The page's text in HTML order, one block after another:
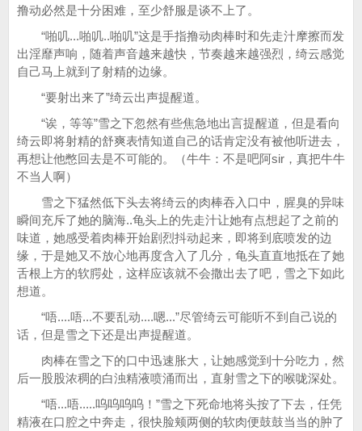
撸动必然是十分困难，至少舒服是谈不上了。
“啪叽...啪叽..啪叽”这是手指撸动肉棒时和先走汁摩擦而发
出淫靡声响，随着声音越来越快，节奏越来越强烈，绮云感觉
自己马上就到了射精的边缘。
“要射出来了”绮云出声提醒道。
“诶，等等”雪之下忽然有些焦急地出言提醒道，但是看向
绮云即将射精的舒爽表情知道自己的话肯定没有被他听进去，
再想让他憋回去是不可能的。（牛牛：不是吧阿sir，真把牛牛
不当人啊）
雪之下猛然低下头去将绮云的肉棒吞入口中，腥臭的异味
瞬间充斥了她的脑海..龟头上的先走汁让她有点想起了之前的
味道，她感受着肉棒开始剧烈抖动起来，即将到底喷发的边
缘，于是她又不放心地再度含入了几分，龟头直直地抵在了她
舌根上方的软腭处，这样应该就不会撒出去了吧，雪之下如此
想道。
“唔....唔...不要乱动....嗯...”尽管绮云可能听不到自己说的
话，但是雪之下还是出声提醒道。
肉棒在雪之下的口中迅速胀大，让她感觉到十分吃力，然
后一股股浓稠的白浊精液喷涌而出，直射雪之下的喉咙深处。
“唔...唔.....呜呜呜呜！”雪之下死命地将头按了下去，任凭
精液在口腔之中奔走，很快脸颊两侧的软肉便鼓鼓当当的肿了